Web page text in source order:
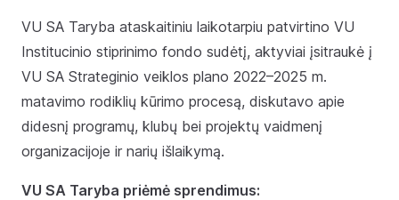
VU SA Taryba ataskaitiniu laikotarpiu patvirtino VU
Institucinio stiprinimo fondo sudėtį, aktyviai įsitraukė į
VU SA Strateginio veiklos plano 2022–2025 m.
matavimo rodiklių kūrimo procesą, diskutavo apie
didesnį programų, klubų bei projektų vaidmenį
organizacijoje ir narių išlaikymą.
VU SA Taryba priėmė sprendimus: